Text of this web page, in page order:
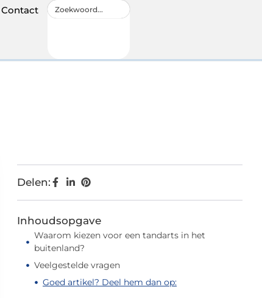
Contact
Delen:
Inhoudsopgave
Waarom kiezen voor een tandarts in het
buitenland?
Veelgestelde vragen
Goed artikel? Deel hem dan op: